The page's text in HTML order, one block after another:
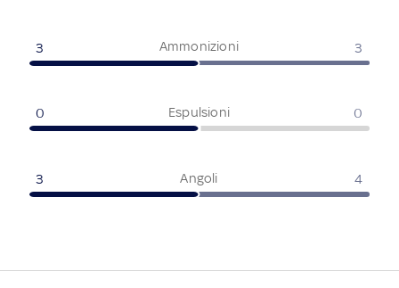
Ammonizioni
3 3
Espulsioni
0 0
Angoli
3 4